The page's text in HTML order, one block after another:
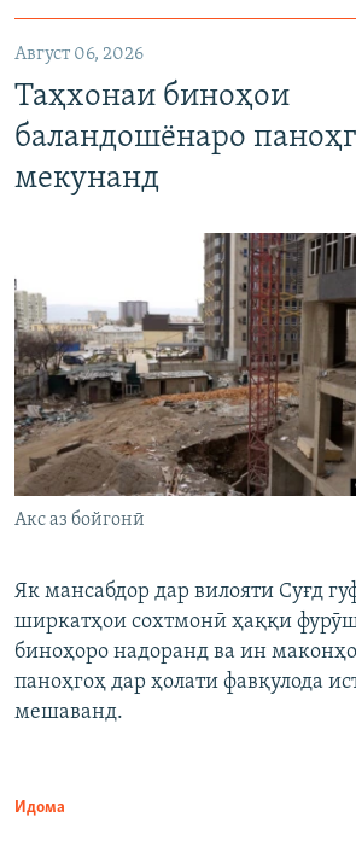
Август 06, 2026
Таҳхонаи биноҳои
баландошёнаро
мекунанд
Акс аз бойгонӣ
Як мансабдор дар вилояти Суғд
ширкатҳои сохтмонӣ ҳаққи
биноҳоро надоранд ва ин
паноҳгоҳ дар ҳолати фавқулода
мешаванд.
Идома